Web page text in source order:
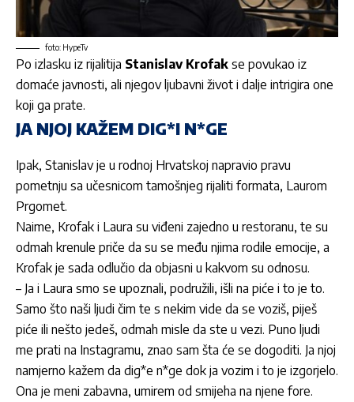
foto: HypeTv
Po izlasku iz rijalitija Stanislav Krofak se povukao iz
domaće javnosti, ali njegov ljubavni život i dalje intrigira one
koji ga prate.
JA NJOJ KAŽEM DIG*I N*GE
Ipak, Stanislav je u rodnoj Hrvatskoj napravio pravu
pometnju sa učesnicom tamošnjeg rijaliti formata, Laurom
Prgomet.
Naime, Krofak i Laura su viđeni zajedno u restoranu, te su
odmah krenule priče da su se među njima rodile emocije, a
Krofak je sada odlučio da objasni u kakvom su odnosu.
– Ja i Laura smo se upoznali, podružili, išli na piće i to je to.
Samo što naši ljudi čim te s nekim vide da se voziš, piješ
piće ili nešto jedeš, odmah misle da ste u vezi. Puno ljudi
me prati na Instagramu, znao sam šta će se dogoditi. Ja njoj
namjerno kažem da dig*e n*ge dok ja vozim i to je izgorjelo.
Ona je meni zabavna, umirem od smijeha na njene fore.